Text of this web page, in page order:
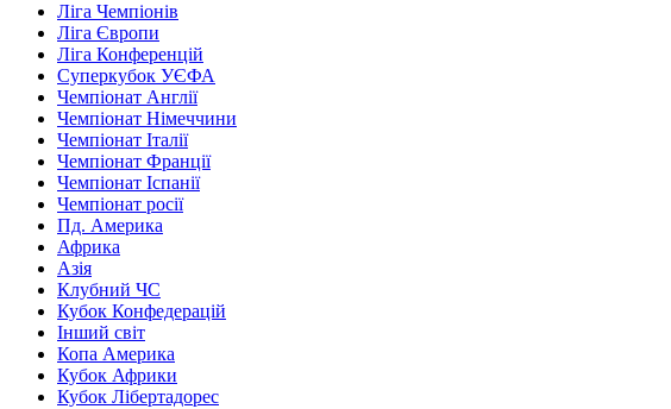
Ліга Чемпіонів
Ліга Європи
Ліга Конференцій
Суперкубок УЄФА
Чемпіонат Англії
Чемпіонат Німеччини
Чемпіонат Італії
Чемпіонат Франції
Чемпіонат Іспанії
Чемпіонат росії
Пд. Америка
Африка
Азія
Клубний ЧС
Кубок Конфедерацій
Інший світ
Копа Америка
Кубок Африки
Кубок Лібертадорес